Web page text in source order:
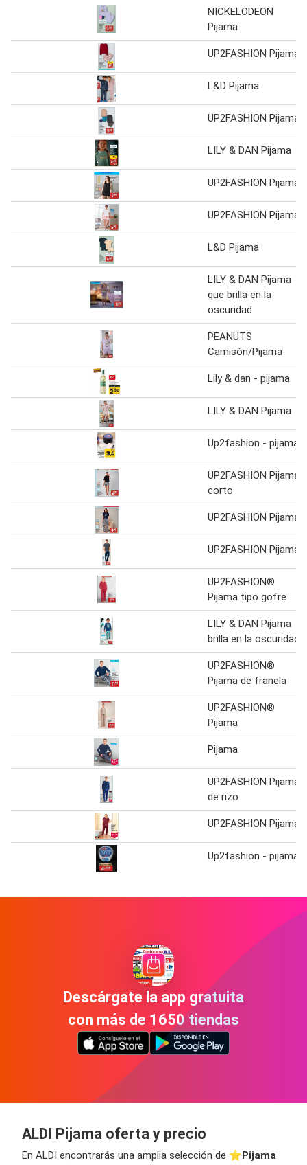
NICKELODEON
Pijama
UP2FASHION Pijama
L&D Pijama
UP2FASHION Pijama
LILY & DAN Pijama
UP2FASHION Pijama
UP2FASHION Pijama
L&D Pijama
LILY & DAN Pijama
que brilla en la
oscuridad
PEANUTS
Camisón/Pijama
Lily & dan - pijama
LILY & DAN Pijama
Up2fashion - pijama
UP2FASHION Pijama
corto
UP2FASHION Pijama
UP2FASHION Pijama
UP2FASHION®
Pijama tipo gofre
LILY & DAN Pijama
brilla en la oscuridad
UP2FASHION®
Pijama dé franela
UP2FASHION®
Pijama
Pijama
UP2FASHION Pijama
de rizo
UP2FASHION Pijama
Up2fashion - pijama
Descárgate la app gratuita
con más de 1650 tiendas
ALDI Pijama oferta y precio
En ALDI encontrarás una amplia selección de ⭐️Pijama